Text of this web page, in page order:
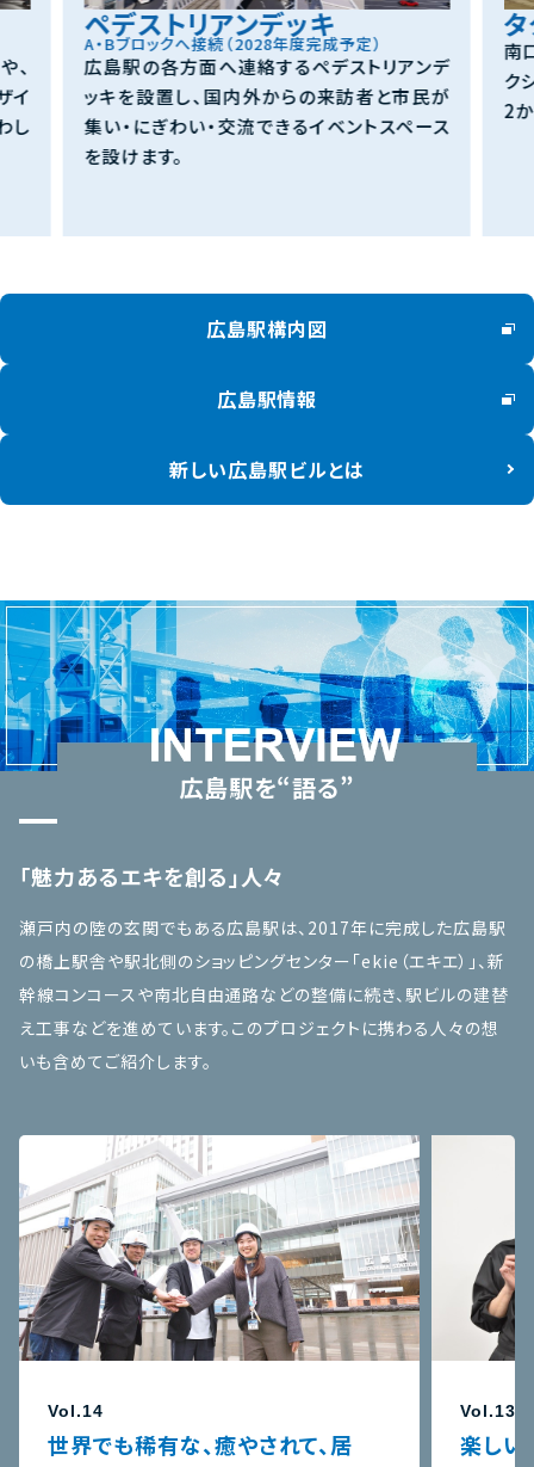
、
イ
し
ペデストリアンデッキ
A・Bブロックへ接続（2028年度完成予定）
広島駅の各方面へ連絡するペデストリアンデ
ッキを設置し、国内外からの来訪者と市民が
集い・にぎわい・交流できるイベントスペース
を設けます。
南
ク
2
広島駅構内図
広島駅情報
新しい広島駅ビルとは
広島駅を“語る”
「魅力あるエキを創る」人々
瀬戸内の陸の玄関でもある広島駅は、2017年に完成した広島駅
の橋上駅舎や駅北側のショッピングセンター「ekie（エキエ）」、新
幹線コンコースや南北自由通路などの整備に続き、駅ビルの建替
え工事などを進めています。このプロジェクトに携わる人々の想
いも含めてご紹介します。
Vol.14
世界でも稀有な、癒やされて、居
Vol.13
楽しい